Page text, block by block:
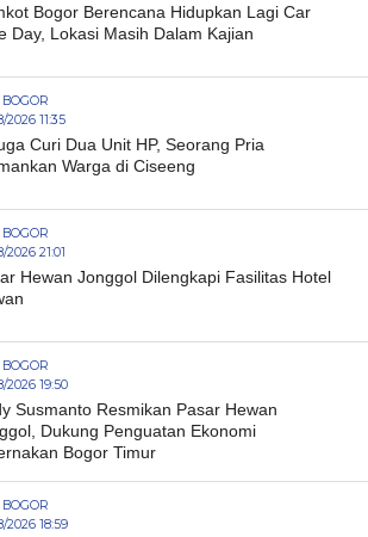
Bogor Berencana Hidupkan Lagi Car
Day, Lokasi Masih Dalam Kajian
BOGOR
2026 11:35
Curi Dua Unit HP, Seorang Pria
Warga di Ciseeng
BOGOR
2026 21:01
Hewan Jonggol Dilengkapi Fasilitas Hotel
BOGOR
2026 19:50
Susmanto Resmikan Pasar Hewan
Dukung Penguatan Ekonomi
Bogor Timur
BOGOR
2026 18:59